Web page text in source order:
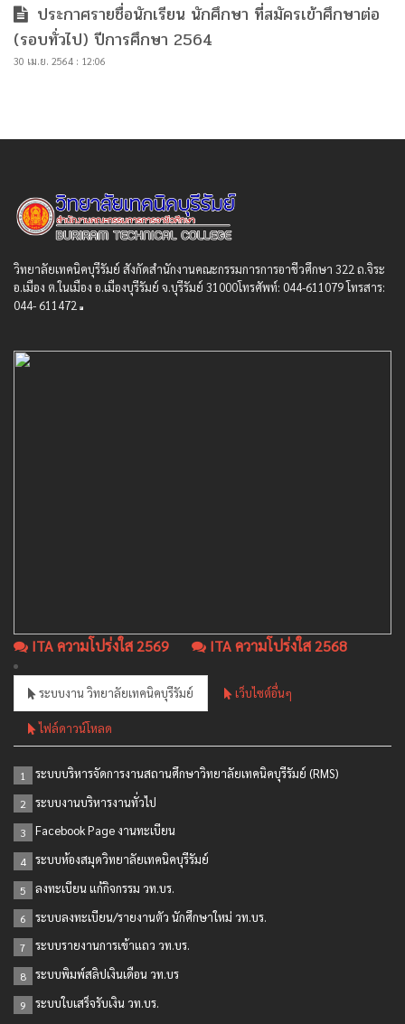
ประกาศรายชื่อนักเรียน นักศึกษา ที่สมัครเข้าศึกษาต่อ
(รอบทั่วไป) ปีการศึกษา 2564
30 เม.ย. 2564 : 12:06
วิทยาลัยเทคนิคบุรีรัมย์ สังกัดสํานักงานคณะกรรมการการอาชีวศึกษา 322 ถ.จิระ
อ.เมือง ต.ในเมือง อ.เมืองบุรีรัมย์ จ.บุรีรัมย์ 31000โทรศัพท์: 044-611079 โทรสาร:
044- 611472
ITA ความโปร่งใส 2569 ITA ความโปร่งใส 2568
ระบบงาน วิทยาลัยเทคนิคบุรีรัมย์ เว็บไซต์อื่นๆ
ไฟล์ดาวน์โหลด
1 ระบบบริหารจัดการงานสถานศึกษาวิทยาลัยเทคนิคบุรีรัมย์ (RMS)
2 ระบบงานบริหารงานทั่วไป
3 Facebook Page งานทะเบียน
4 ระบบห้องสมุดวิทยาลัยเทคนิคบุรีรัมย์
5 ลงทะเบียน แก้กิจกรรม วท.บร.
6 ระบบลงทะเบียน/รายงานตัว นักศึกษาใหม่ วท.บร.
7 ระบบรายงานการเข้าแถว วท.บร.
8 ระบบพิมพ์สลิปเงินเดือน วท.บร
9
ระบบใบเสร็จรับเงิน วท.บร.